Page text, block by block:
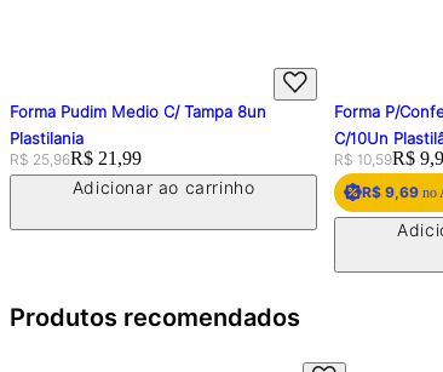
Forma Pudim Medio C/ Tampa 8un
Plastilania
Original price:
R$ 25,96Price:
R$ 21,99
Adicionar ao carrinho
Forma P/
C/10Un
Original price:
R$ 10,59Price:
R$
R$ 9,69 no
Produtos recomendados